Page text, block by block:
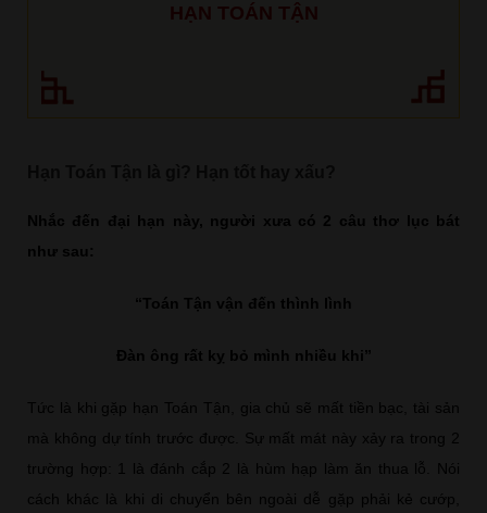
HẠN TOÁN TẬN
Nhắc đến đại hạn này, người xưa có 2 câu thơ lục bát
như sau:
“Toán Tận vận đến thình lình
Đàn ông rất kỵ bỏ mình nhiều khi”
Tức là khi gặp hạn Toán Tận, gia chủ sẽ mất tiền bạc, tài sản
mà không dự tính trước được. Sự mất mát này xảy ra trong 2
trường hợp: 1 là đánh cắp 2 là hùm hạp làm ăn thua lỗ. Nói
cách khác là khi di chuyển bên ngoài dễ gặp phải kẻ cướp,